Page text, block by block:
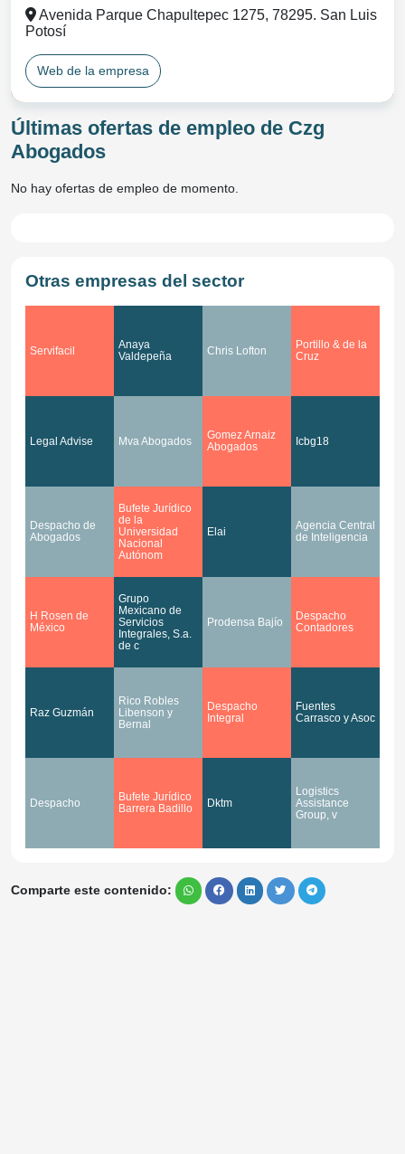
Avenida Parque Chapultepec 1275, 78295. San Luis
Potosí
Web de la empresa
Últimas ofertas de empleo de Czg
Abogados
No hay ofertas de empleo de momento.
Otras empresas del sector
Servifacil
Anaya
Valdepeña
Chris Lofton
Portillo & de la
Cruz
Legal Advise Mva Abogados
Gomez Arnaiz
Abogados
Icbg18
Despacho de
Abogados
Bufete Jurídico
de la
Universidad
Nacional
Autónom
Elai
Agencia Central
de Inteligencia
H Rosen de
México
Grupo
Mexicano de
Servicios
Integrales, S.a.
de c
Prodensa Bajío
Despacho
Contadores
Raz Guzmán
Rico Robles
Libenson y
Bernal
Despacho
Integral
Fuentes
Carrasco y Asoc
Despacho
Bufete Jurídico
Barrera Badillo
Dktm
Logistics
Assistance
Group, v
Comparte este contenido: